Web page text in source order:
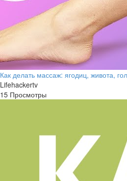
Как делать массаж: ягодиц, живота,
Lifehackertv
15 Просмотры